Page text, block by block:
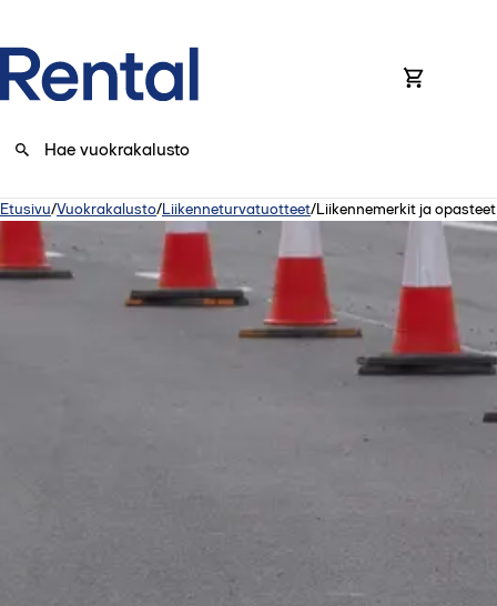
Etusivu/Vuokrakalusto/Liikenneturvatuotteet/Liikennemerkit ja opasteet